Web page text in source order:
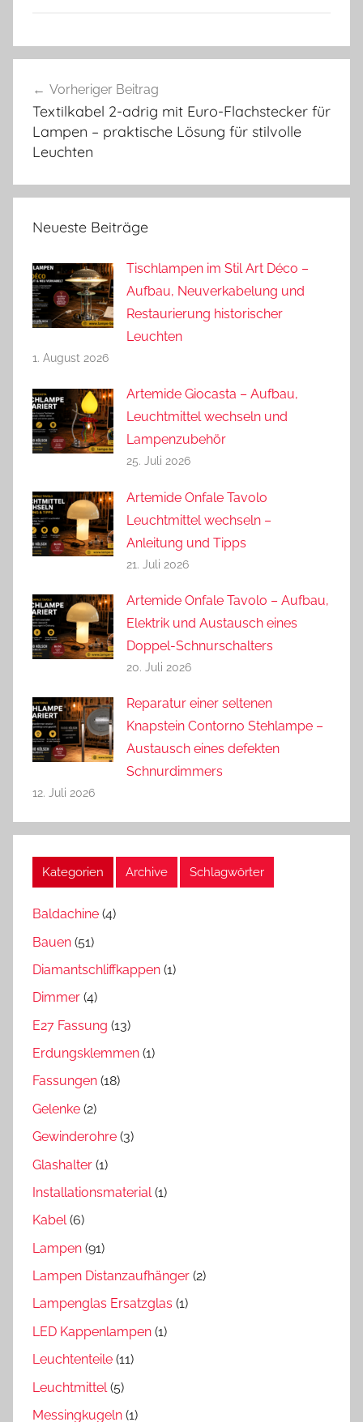
Vorheriger Beitrag
Textilkabel 2-adrig mit Euro-Flachstecker für
Lampen – praktische Lösung für stilvolle
Leuchten
Neueste Beiträge
Tischlampen im Stil Art Déco –
Aufbau, Neuverkabelung und
Restaurierung historischer
Leuchten
1. August 2026
Artemide Giocasta – Aufbau,
Leuchtmittel wechseln und
Lampenzubehör
25. Juli 2026
Artemide Onfale Tavolo
Leuchtmittel wechseln –
Anleitung und Tipps
21. Juli 2026
Artemide Onfale Tavolo – Aufbau,
Elektrik und Austausch eines
Doppel-Schnurschalters
20. Juli 2026
Reparatur einer seltenen
Knapstein Contorno Stehlampe –
Austausch eines defekten
Schnurdimmers
12. Juli 2026
Kategorien Archive Schlagwörter
Baldachine (4)
Bauen (51)
Diamantschliffkappen (1)
Dimmer (4)
E27 Fassung (13)
Erdungsklemmen (1)
Fassungen (18)
Gelenke (2)
Gewinderohre (3)
Glashalter (1)
Installationsmaterial(1)
Kabel(6)
Lampen (91)
Lampen Distanzaufhänger (2)
Lampenglas Ersatzglas (1)
LED Kappenlampen (1)
Leuchtenteile (11)
Leuchtmittel (5)
Messingkugeln (1)